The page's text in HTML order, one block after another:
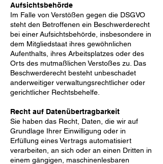
Aufsichtsbehörde
Im Falle von Verstößen gegen die DSGVO
steht den Betroffenen ein Beschwerderecht
bei einerAufsichtsbehörde, insbesondere in
dem Mitgliedstaat ihres gewöhnlichen
Aufenthalts, ihres Arbeitsplatzes oder des
Orts des mutmaßlichen Verstoßes zu. Das
Beschwerderecht besteht unbeschadet
anderweitiger verwaltungsrechtlicher oder
gerichtlicher Rechtsbehelfe.
Recht auf Datenübertragbarkeit
Sie haben das Recht, Daten, die wir auf
Grundlage Ihrer Einwilligung oder in
Erfüllung eines Vertrags automatisiert
verarbeiten, an sich oder an einen Dritten in
einem gängigen, maschinenlesbaren